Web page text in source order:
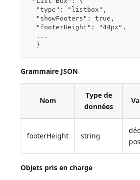
  "type": "listbox",
  "showFooters": true,
  "footerHeight": "44px",
  ...
  }
Grammaire JSON
Nom
Type de
données
footerHeight string
Objets pris en charge